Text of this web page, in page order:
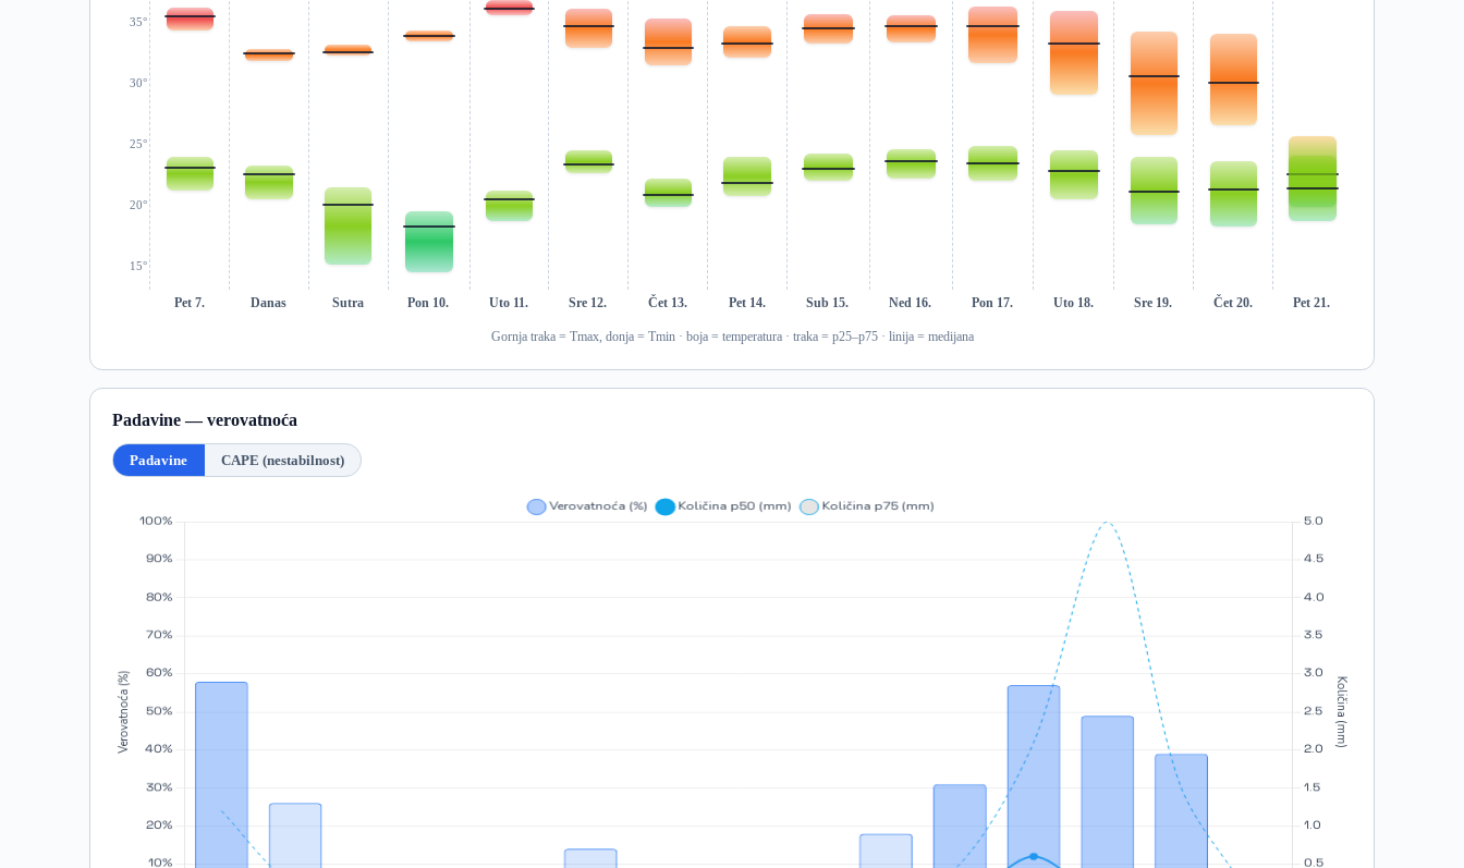
15°
20°
25°
30°
35°
Pet 7. Danas Sutra Pon 10. Uto 11. Sre 12. Čet 13. Pet 14. Sub 15. Ned 16. Pon 17. Uto 18. Sre 19. Čet 20. Pet 21.
Gornja traka = Tmax, donja = Tmin · boja = temperatura · traka = p25–p75 · linija = medijana
Padavine — verovatnoća
Padavine CAPE (nestabilnost)